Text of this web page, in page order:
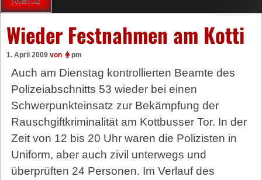
Wieder Festnahmen am Kotti
1. April 2009 von pm
Auch am Dienstag kontrollierten Beamte des
Polizeiabschnitts 53 wieder bei einen
Schwerpunkteinsatz zur Bekämpfung der
Rauschgiftkriminalität am Kottbusser Tor. In der
Zeit von 12 bis 20 Uhr waren die Polizisten in
Uniform, aber auch zivil unterwegs und
überprüften 24 Personen. Im Verlauf des